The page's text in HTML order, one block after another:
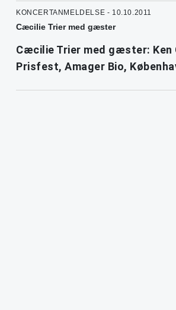
KONCERTANMELDELSE - 10.10.2011
Cæcilie Trier med gæster
Cæcilie Trier med gæster: Ken
Prisfest, Amager Bio,